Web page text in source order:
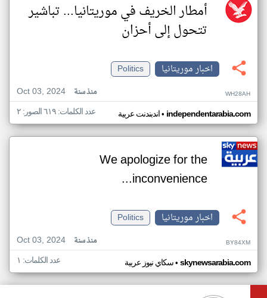
أمطار الخريف في موريتانيا... تباشير
تتحول إلى أحزان
اخبار موريتانيا
Politics
Oct 03, 2024
منذ سنة WH28AH
اندبندنت عربية• independentarabia.com عدد الكلمات: ٦١٩ الصور: ٢
We apologize for the
inconvenience...
اخبار موريتانيا
Politics
Oct 03, 2024
منذ سنة BY84XM
سكاي نيوز عربية• skynewsarabia.com عدد الكلمات: ١